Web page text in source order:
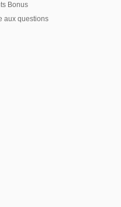
Bonus
aux questions